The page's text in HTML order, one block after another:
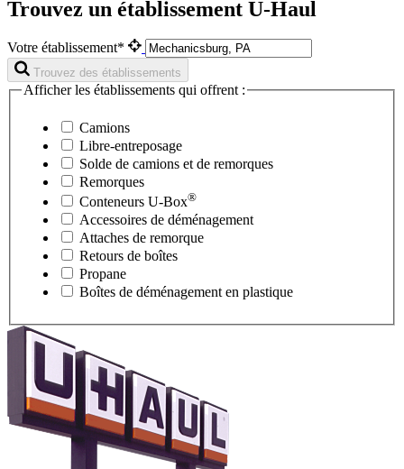
Trouvez un établissement U-Haul
Votre établissement*
Trouvez des établissements
Afficher les établissements qui offrent :
Camions
Libre-entreposage
Solde de camions et de remorques
Remorques
Conteneurs U-Box®
Accessoires de déménagement
Attaches de remorque
Retours de boîtes
Propane
Boîtes de déménagement en plastique